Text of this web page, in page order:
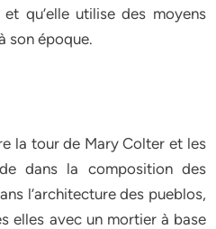
qu’elle utilise des moyens
son époque.
la tour de Mary Colter et les
dans la composition des
l’architecture des pueblos,
elles avec un mortier à base